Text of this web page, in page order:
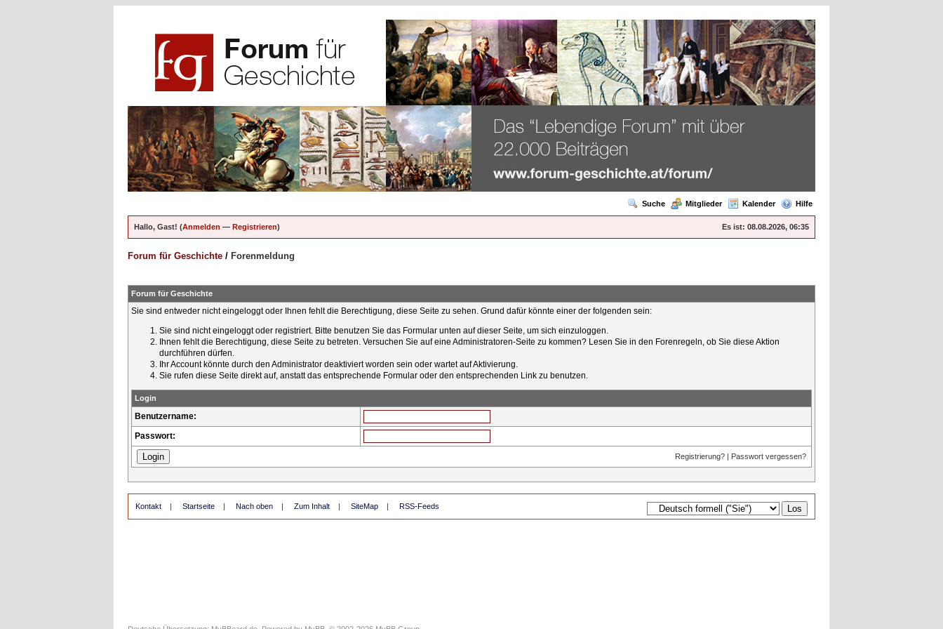
Suche Mitglieder Kalender Hilfe
Es ist: 08.08.2026, 06:35
Hallo, Gast! (Anmelden — Registrieren)
Forum für Geschichte / Forenmeldung
Forum für Geschichte
Sie sind entweder nicht eingeloggt oder Ihnen fehlt die Berechtigung, diese Seite zu sehen. Grund dafür könnte einer der folgenden sein:
Sie sind nicht eingeloggt oder registriert. Bitte benutzen Sie das Formular unten auf dieser Seite, um sich einzuloggen.
Ihnen fehlt die Berechtigung, diese Seite zu betreten. Versuchen Sie auf eine Administratoren-Seite zu kommen? Lesen Sie in den Forenregeln, ob Sie diese Aktion
durchführen dürfen.
Ihr Account könnte durch den Administrator deaktiviert worden sein oder wartet auf Aktivierung.
Sie rufen diese Seite direkt auf, anstatt das entsprechende Formular oder den entsprechenden Link zu benutzen.
Login
Benutzername:
Passwort:
Registrierung? | Passwort vergessen?
Kontakt | Startseite | Nach oben | Zum Inhalt | SiteMap | RSS-Feeds